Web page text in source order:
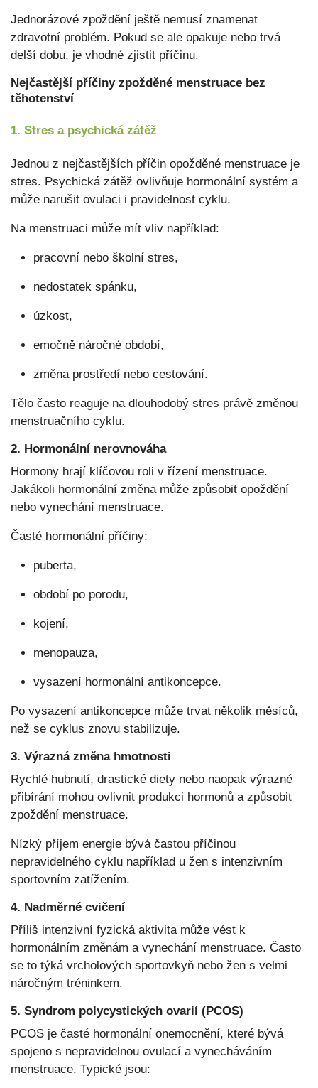
Jednorázové zpoždění ještě nemusí znamenat
zdravotní problém. Pokud se ale opakuje nebo trvá
delší dobu, je vhodné zjistit příčinu.
Nejčastější příčiny zpožděné menstruace bez
těhotenství
1. Stres a psychická zátěž
Jednou z nejčastějších příčin opožděné menstruace je
stres. Psychická zátěž ovlivňuje hormonální systém a
může narušit ovulaci i pravidelnost cyklu.
Na menstruaci může mít vliv například:
pracovní nebo školní stres,
nedostatek spánku,
úzkost,
emočně náročné období,
změna prostředí nebo cestování.
Tělo často reaguje na dlouhodobý stres právě změnou
menstruačního cyklu.
2. Hormonální nerovnováha
Hormony hrají klíčovou roli v řízení menstruace.
Jakákoli hormonální změna může způsobit opoždění
nebo vynechání menstruace.
Časté hormonální příčiny:
puberta,
období po porodu,
kojení,
menopauza,
vysazení hormonální antikoncepce.
Po vysazení antikoncepce může trvat několik měsíců,
než se cyklus znovu stabilizuje.
3. Výrazná změna hmotnosti
Rychlé hubnutí, drastické diety nebo naopak výrazné
přibírání mohou ovlivnit produkci hormonů a způsobit
zpoždění menstruace.
Nízký příjem energie bývá častou příčinou
nepravidelného cyklu například u žen s intenzivním
sportovním zatížením.
4. Nadměrné cvičení
Příliš intenzivní fyzická aktivita může vést k
hormonálním změnám a vynechání menstruace. Často
se to týká vrcholových sportovkyň nebo žen s velmi
náročným tréninkem.
5. Syndrom polycystických ovarií (PCOS)
PCOS je časté hormonální onemocnění, které bývá
spojeno s nepravidelnou ovulací a vynecháváním
menstruace. Typické jsou: